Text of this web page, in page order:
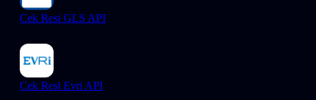
Cek Resi GLS API
Cek Resi Evri API